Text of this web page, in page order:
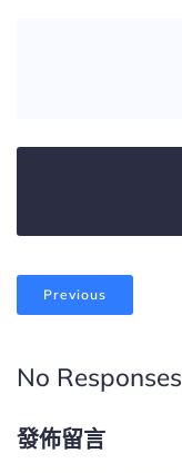
Previous
No Responses
發佈留言